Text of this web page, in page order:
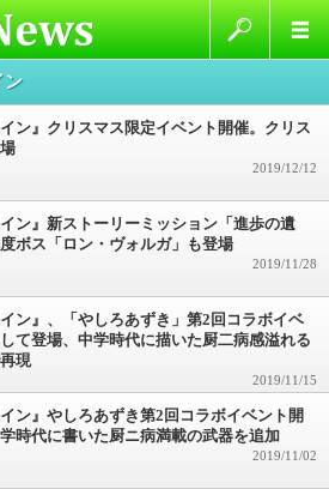
ン
イン』クリスマス限定イベント開催。クリス
2019/12/12
イン』新ストーリーミッション「進歩の遺
ボス「ロン・ヴォルガ」も登場
2019/11/28
イン』、「やしろあずき」第2回コラボイベ
て登場、中学時代に描いた厨二病感溢れる
現
2019/11/15
イン』やしろあずき第2回コラボイベント開
時代に書いた厨ニ病満載の武器を追加
2019/11/02